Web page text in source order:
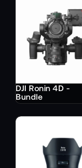
DJI Ronin 4D -
Bundle